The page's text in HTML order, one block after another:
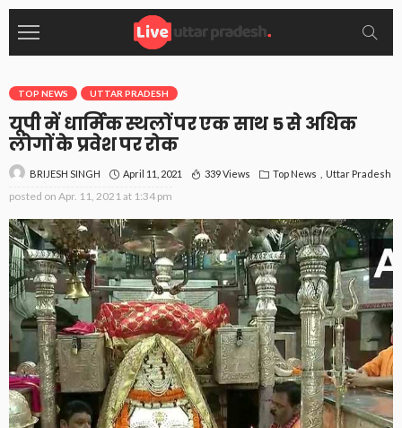
TOP NEWS UTTAR PRADESH
यूपी में धार्मिक स्थलों पर एक साथ 5 से अधिक
लोगों के प्रवेश पर रोक
BRIJESH SINGH April 11, 2021 339 Views Top News Uttar Pradesh
posted on Apr. 11, 2021 at 1:34 pm